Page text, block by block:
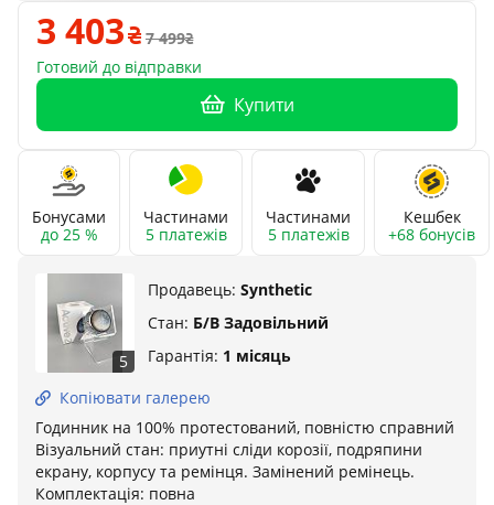
3 403
7 499
Готовий до відправки
Купити
Бонусами
до 25 %
Частинами
5 платежів
Частинами
5 платежів
Кешбек
+68 бонусів
5
Продавець: Synthetic
Стан: Б/В Задовільний
Гарантія: 1 місяць
Копіювати галерею
Годинник на 100% протестований, повністю справний
Візуальний стан: приутні сліди корозії, подряпини
екрану, корпусу та ремінця. Замінений ремінець.
Комплектація: повна